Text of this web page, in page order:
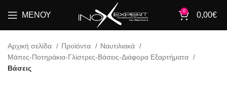
ΜΕΝΟΎ 0 0,00€
Αρχική σελίδα Προϊόντα
Ναυτιλιακά
Μάπες-Ποτηράκια-Γλίστρες-Βάσεις-Διάφορα Εξαρτήματα
Βάσεις